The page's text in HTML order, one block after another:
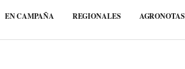
EN CAMPAÑA REGIONALES AGRONOTAS